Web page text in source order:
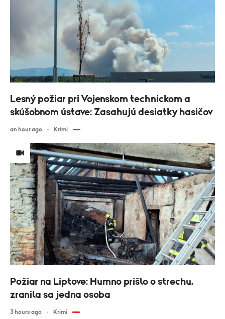
Lesný požiar pri Vojenskom technickom a
skúšobnom ústave: Zasahujú desiatky hasičov
an hour ago Krimi
Požiar na Liptove: Humno prišlo o strechu,
zranila sa jedna osoba
3 hours ago Krimi